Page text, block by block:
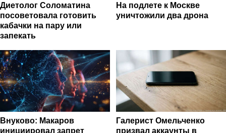
Диетолог Соломатина
посоветовала готовить
кабачки на пару или
запекать
На подлете к Москве
уничтожили два дрона
Внуково: Макаров
инициировал запрет
Галерист Омельченко
призвал аккаунты в